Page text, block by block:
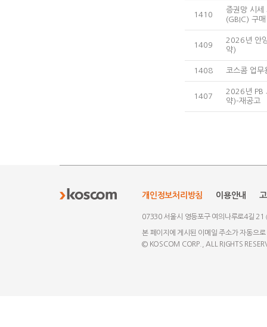
1410
증권망 시세
(GBIC) 구
1409
2026년 안
약)
1408 코스콤 업무
1407
2026년 PB
약)-재공고
개인정보처리방침 이용안내
07330 서울시 영등포구 여의나루로4길 21
본 페이지에 게시된 이메일 주소가 자동으
© KOSCOM CORP., ALL RIGHTS